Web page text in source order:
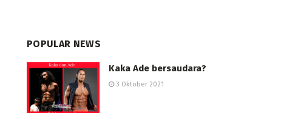
POPULAR NEWS
Kaka Ade bersaudara?
3 Oktober 2021